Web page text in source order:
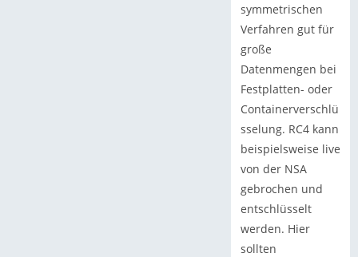
symmetrischen
Verfahren gut für
große
Datenmengen bei
Festplatten- oder
Containerverschlü
sselung. RC4 kann
beispielsweise live
von der NSA
gebrochen und
entschlüsselt
werden. Hier
sollten